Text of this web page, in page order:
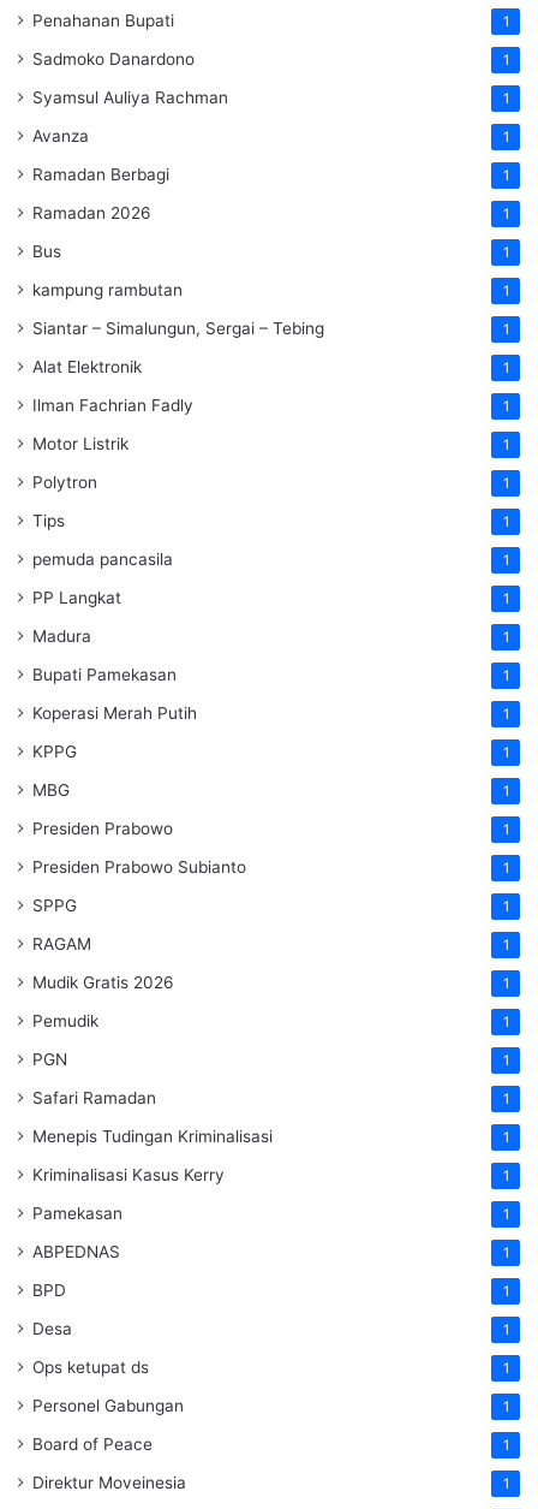
Penahanan Bupati 1
Sadmoko Danardono 1
Syamsul Auliya Rachman 1
Avanza 1
Ramadan Berbagi 1
Ramadan 2026 1
Bus 1
kampung rambutan 1
Siantar – Simalungun, Sergai – Tebing 1
Alat Elektronik 1
Ilman Fachrian Fadly 1
Motor Listrik 1
Polytron 1
Tips 1
pemuda pancasila 1
PP Langkat 1
Madura 1
Bupati Pamekasan 1
Koperasi Merah Putih 1
KPPG 1
MBG 1
Presiden Prabowo 1
Presiden Prabowo Subianto 1
SPPG 1
RAGAM 1
Mudik Gratis 2026 1
Pemudik 1
PGN 1
Safari Ramadan 1
Menepis Tudingan Kriminalisasi 1
Kriminalisasi Kasus Kerry 1
Pamekasan 1
ABPEDNAS 1
BPD 1
Desa 1
Ops ketupat ds 1
Personel Gabungan 1
Board of Peace 1
Direktur Moveinesia 1